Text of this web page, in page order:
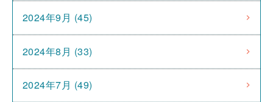
2024年9月 (45)
2024年8月 (33)
2024年7月 (49)